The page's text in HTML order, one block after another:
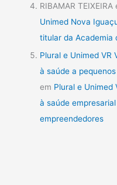
RIBAMAR TEIXEIRA
Unimed Nova
titular da Academia
Plural e Unimed VR
à saúde a
em Plural e Unimed
à saúde
empreendedores